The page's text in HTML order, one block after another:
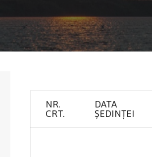
NR.
CRT.
DATA
ȘEDINȚEI